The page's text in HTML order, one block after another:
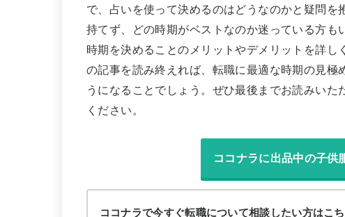
で、占いを使って決めるのはどうなのかと疑問
持てず、どの時期がベストなのか迷っている方
時期を決めることのメリットやデメリットを詳
の記事を読み終えれば、転職に最適な時期の見
うになることでしょう。ぜひ最後までお読みい
ください。
ココナラに出品中の子供
ココナラで今すぐ転職について相談したい方はこ